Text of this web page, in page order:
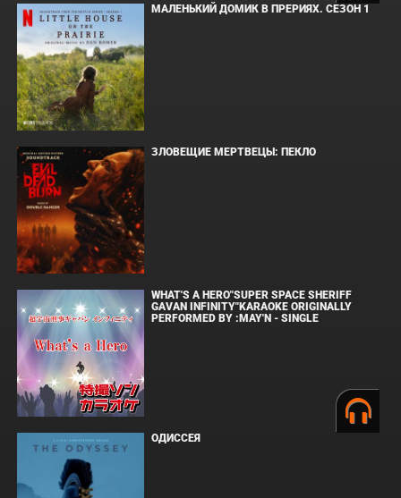
МАЛЕНЬКИЙ ДОМИК В ПРЕРИЯХ. СЕЗОН 1
ЗЛОВЕЩИЕ МЕРТВЕЦЫ: ПЕКЛО
WHAT'S A HERO"SUPER SPACE SHERIFF
GAVAN INFINITY"KARAOKE ORIGINALLY
PERFORMED BY :MAY'N - SINGLE
ОДИССЕЯ